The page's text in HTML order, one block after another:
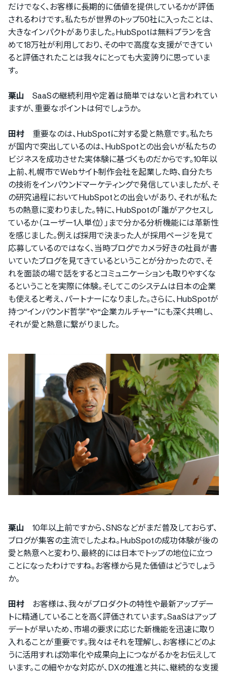
だけでなく、お客様に長期的に価値を提供しているかが評価
されるわけです。私たちが世界のトップ50社に入ったことは、
大きなインパクトがありました。HubSpotは無料プランを含
めて18万社が利用しており、その中で高度な支援ができてい
ると評価されたことは我々にとっても大変誇りに思っていま
す。
栗山 SaaSの継続利用や定着は簡単ではないと言われてい
ますが、重要なポイントは何でしょうか。
田村 重要なのは、HubSpotに対する愛と熱意です。私たち
が国内で突出しているのは、HubSpotとの出会いが私たちの
ビジネスを成功させた実体験に基づくものだからです。10年以
上前、札幌市でWebサイト制作会社を起業した時、自分たち
の技術をインバウンドマーケティングで発信していましたが、そ
の研究過程においてHubSpotとの出会いがあり、それが私た
ちの熱意に変わりました。特に、HubSpotの「誰がアクセスし
ているか（ユーザー1人単位）」まで分かる分析機能には革新性
を感じました。例えば採用で決まった人が採用ページを見て
応募しているのではなく、当時ブログでカメラ好きの社員が書
いていたブログを見てきているということが分かったので、そ
れを面談の場で話をするとコミュニケーションも取りやすくな
るということを実際に体験。そしてこのシステムは日本の企業
も使えると考え、パートナーになりました。さらに、HubSpotが
持つ“インバウンド哲学”や“企業カルチャー”にも深く共鳴し、
それが愛と熱意に繋がりました。
栗山 10年以上前ですから、SNSなどがまだ普及しておらず、
ブログが集客の主流でしたよね。HubSpotの成功体験が後の
愛と熱意へと変わり、最終的には日本でトップの地位に立つ
ことになったわけですね。お客様から見た価値はどうでしょう
か。
田村 お客様は、我々がプロダクトの特性や最新アップデー
トに精通していることを高く評価されています。SaaSはアップ
デートが早いため、市場の要求に応じた新機能を迅速に取り
入れることが重要です。我々はそれを理解し、お客様にどのよ
うに活用すれば効率化や成果向上につながるかをお伝えして
います。この細やかな対応が、DXの推進と共に、継続的な支援